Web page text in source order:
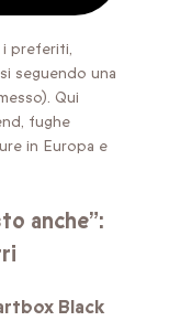
i preferiti,
seguendo una
Qui
fughe
in Europa e
anche”:
Black